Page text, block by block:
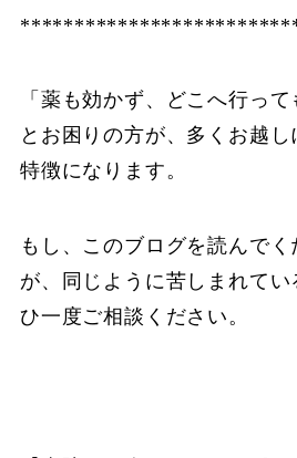
「薬も効かず、どこへ行って
とお困りの方が、多くお越
特徴になります。
もし、このブログを読んで
が、同じように苦しまれて
ひ一度ご相談ください。